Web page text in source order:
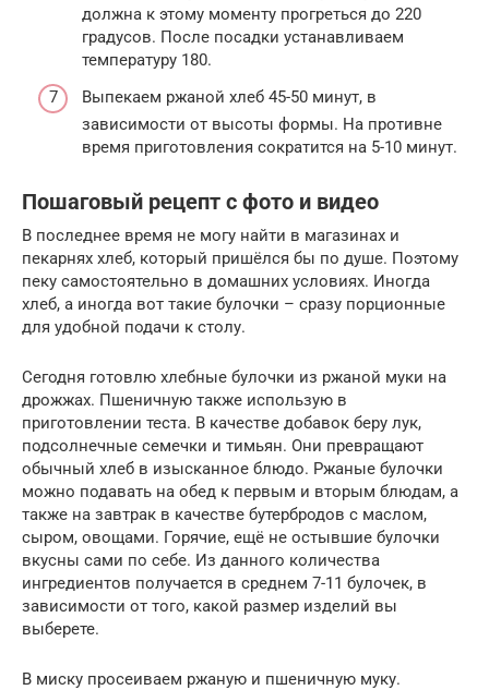
должна к этому моменту прогреться до 220
градусов. После посадки устанавливаем
температуру 180.
Выпекаем ржаной хлеб 45-50 минут, в
зависимости от высоты формы. На противне
время приготовления сократится на 5-10 минут.
Пошаговый рецепт с фото и видео
В последнее время не могу найти в магазинах и
пекарнях хлеб, который пришёлся бы по душе. Поэтому
пеку самостоятельно в домашних условиях. Иногда
хлеб, а иногда вот такие булочки – сразу порционные
для удобной подачи к столу.
Сегодня готовлю хлебные булочки из ржаной муки на
дрожжах. Пшеничную также использую в
приготовлении теста. В качестве добавок беру лук,
подсолнечные семечки и тимьян. Они превращают
обычный хлеб в изысканное блюдо. Ржаные булочки
можно подавать на обед к первым и вторым блюдам, а
также на завтрак в качестве бутербродов с маслом,
сыром, овощами. Горячие, ещё не остывшие булочки
вкусны сами по себе. Из данного количества
ингредиентов получается в среднем 7-11 булочек, в
зависимости от того, какой размер изделий вы
выберете.
В миску просеиваем ржаную и пшеничную муку.